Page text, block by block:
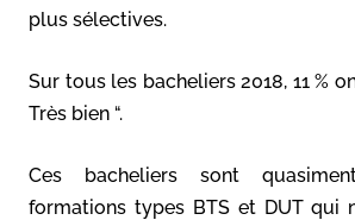
plus sélectives.
Sur tous les bacheliers 2018, 11 %
Très bien “.
Ces bacheliers sont
formations types BTS et DUT qui